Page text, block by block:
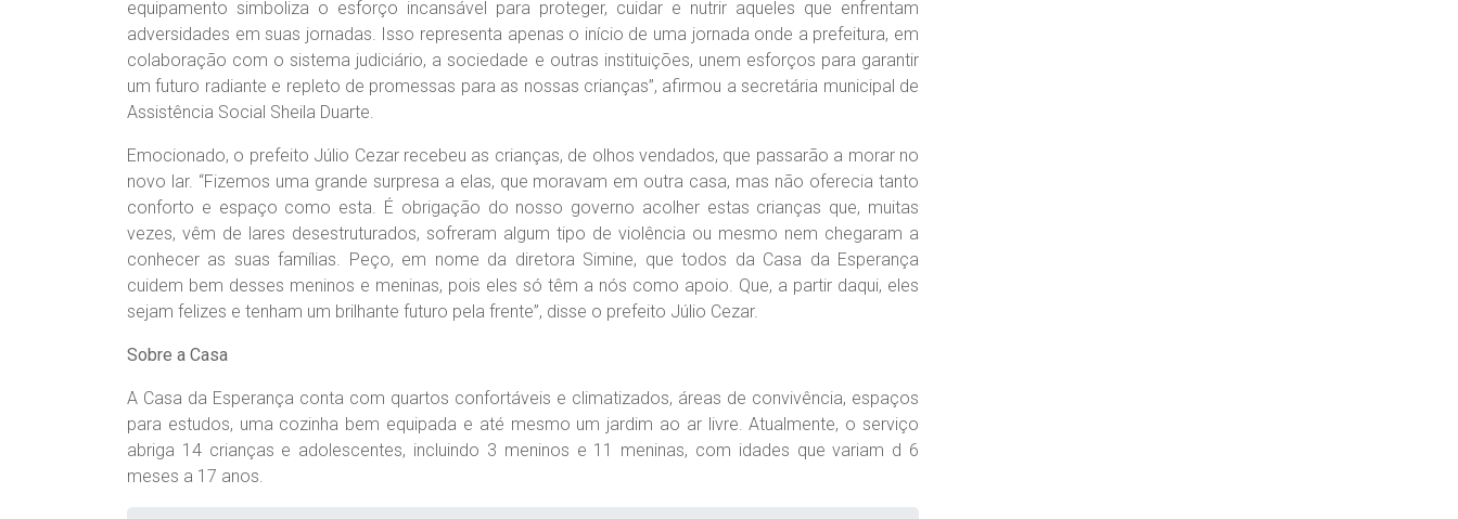
equipamento simboliza o esforço incansável para proteger, cuidar e nutrir aqueles que enfrentam
adversidades em suas jornadas. Isso representa apenas o início de uma jornada onde a prefeitura, em
colaboração com o sistema judiciário, a sociedade e outras instituições, unem esforços para garantir
um futuro radiante e repleto de promessas para as nossas crianças”, afirmou a secretária municipal de
Assistência Social Sheila Duarte.
Emocionado, o prefeito Júlio Cezar recebeu as crianças, de olhos vendados, que passarão a morar no
novo lar. “Fizemos uma grande surpresa a elas, que moravam em outra casa, mas não oferecia tanto
conforto e espaço como esta. É obrigação do nosso governo acolher estas crianças que, muitas
vezes, vêm de lares desestruturados, sofreram algum tipo de violência ou mesmo nem chegaram a
conhecer as suas famílias. Peço, em nome da diretora Simine, que todos da Casa da Esperança
cuidem bem desses meninos e meninas, pois eles só têm a nós como apoio. Que, a partir daqui, eles
sejam felizes e tenham um brilhante futuro pela frente”, disse o prefeito Júlio Cezar.
Sobre a Casa
A Casa da Esperança conta com quartos confortáveis e climatizados, áreas de convivência, espaços
para estudos, uma cozinha bem equipada e até mesmo um jardim ao ar livre. Atualmente, o serviço
abriga 14 crianças e adolescentes, incluindo 3 meninos e 11 meninas, com idades que variam d 6
meses a 17 anos.